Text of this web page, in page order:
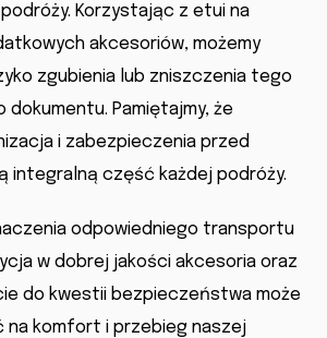
Korzystając z etui na
akcesoriów, możemy
zgubienia lub zniszczenia tego
dokumentu. Pamiętajmy, że
i zabezpieczenia przed
integralną część każdej podróży.
odpowiedniego transportu
w dobrej jakości akcesoria oraz
do kwestii bezpieczeństwa może
na komfort i przebieg naszej